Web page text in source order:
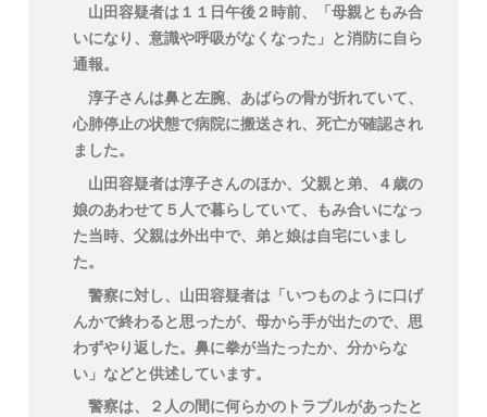
山田容疑者は１１日午後２時前、「母親ともみ合
いになり、意識や呼吸がなくなった」と消防に自ら
通報。
淳子さんは鼻と左腕、あばらの骨が折れていて、
心肺停止の状態で病院に搬送され、死亡が確認され
ました。
山田容疑者は淳子さんのほか、父親と弟、４歳の
娘のあわせて５人で暮らしていて、もみ合いになっ
た当時、父親は外出中で、弟と娘は自宅にいまし
た。
警察に対し、山田容疑者は「いつものように口げ
んかで終わると思ったが、母から手が出たので、思
わずやり返した。鼻に拳が当たったか、分からな
い」などと供述しています。
警察は、２人の間に何らかのトラブルがあったと